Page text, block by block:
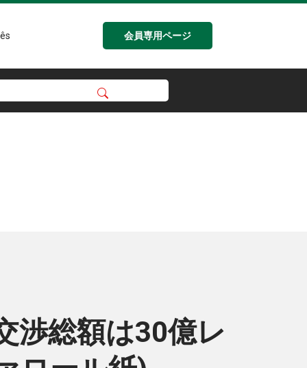
会員専用ページ
渉総額は30億レ